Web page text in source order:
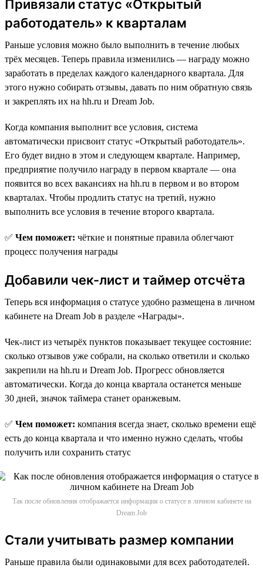
Привязали статус «Открытый
работодатель» к кварталам
Раньше условия можно было выполнить в течение любых
трёх месяцев. Теперь правила изменились — награду можно
заработать в пределах каждого календарного квартала. Для
этого нужно собирать отзывы, давать по ним обратную связь
и закреплять их на hh.ru и Dream Job.
Когда компания выполнит все условия, система
автоматически присвоит статус «Открытый работодатель».
Его будет видно в этом и следующем квартале. Например,
предприятие получило награду в первом квартале — она
появится во всех вакансиях на hh.ru в первом и во втором
кварталах. Чтобы продлить статус на третий, нужно
выполнить все условия в течение второго квартала.
✅ Чем поможет: чёткие и понятные правила облегчают
процесс получения награды
Добавили чек-лист и таймер отсчёта
Теперь вся информация о статусе удобно размещена в личном
кабинете на Dream Job в разделе «Награды».
Чек-лист из четырёх пунктов показывает текущее состояние:
сколько отзывов уже собрали, на сколько ответили и сколько
закрепили на hh.ru и Dream Job. Прогресс обновляется
автоматически. Когда до конца квартала останется меньше
30 дней, значок таймера станет оранжевым.
✅ Чем поможет: компания всегда знает, сколько времени ещё
есть до конца квартала и что именно нужно сделать, чтобы
получить или сохранить статус
Так после обновления отображается информация о статусе в личном кабинете на
Dream Job
Стали учитывать размер компании
Раньше правила были одинаковыми для всех работодателей.